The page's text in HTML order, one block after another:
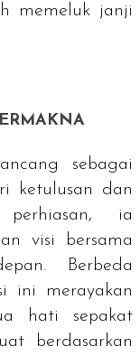
memeluk janji
sebagai
ketulusan dan
perhiasan, ia
visi bersama
Berbeda
ini merayakan
hati sepakat
berdasarkan